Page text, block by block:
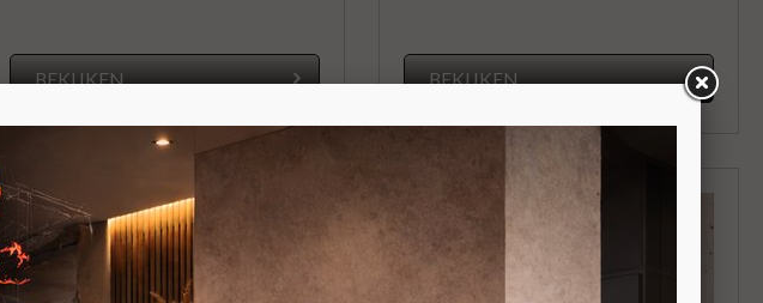
BEKIJKEN BEKIJKEN